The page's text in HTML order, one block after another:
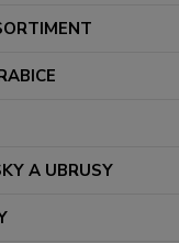
A UBRUSY